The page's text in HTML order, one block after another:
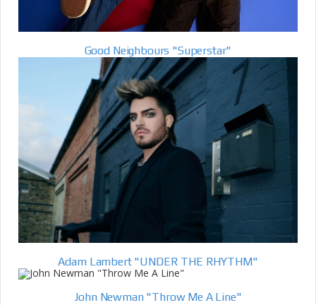
Good Neighbours "Superstar"
Adam Lambert "UNDER THE RHYTHM"
John Newman "Throw Me A Line"